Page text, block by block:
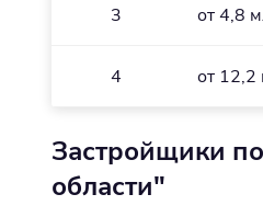
3 от 4,8
4 от 12,2
Застройщики
области"